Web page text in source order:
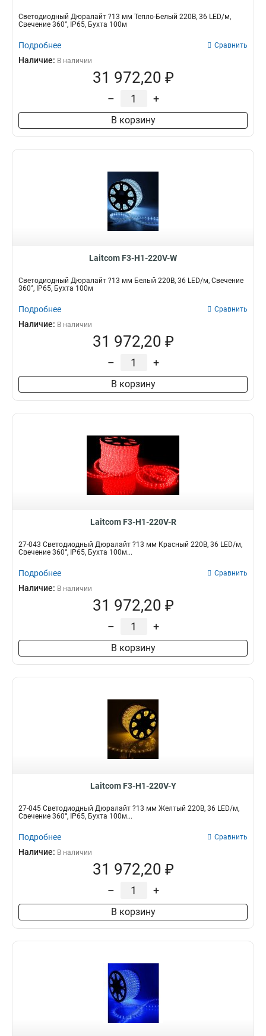
Светодиодный Дюралайт ?13 мм Тепло-Белый 220В, 36 LED/м,
Свечение 360°, IP65, Бухта 100м
Подробнее Сравнить
Наличие: В наличии
31 972,20 ₽
– +
В корзину
Laitcom F3-H1-220V-W
Светодиодный Дюралайт ?13 мм Белый 220В, 36 LED/м, Свечение
360°, IP65, Бухта 100м
Подробнее Сравнить
Наличие: В наличии
31 972,20 ₽
– +
В корзину
Laitcom F3-H1-220V-R
27-043 Светодиодный Дюралайт ?13 мм Красный 220В, 36 LED/м,
Свечение 360°, IP65, Бухта 100м...
Подробнее Сравнить
Наличие: В наличии
31 972,20 ₽
– +
В корзину
Laitcom F3-H1-220V-Y
27-045 Светодиодный Дюралайт ?13 мм Желтый 220В, 36 LED/м,
Свечение 360°, IP65, Бухта 100м...
Подробнее Сравнить
Наличие: В наличии
31 972,20 ₽
– +
В корзину